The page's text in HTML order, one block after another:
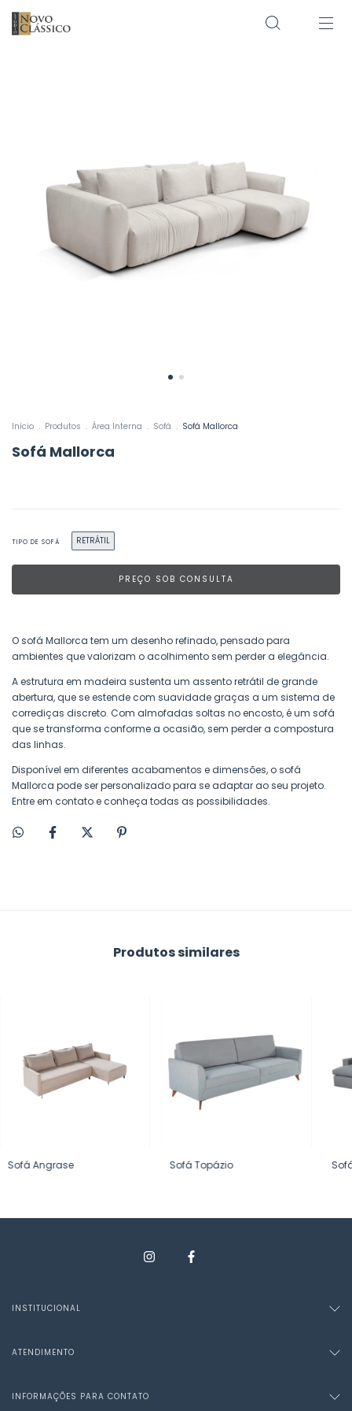
Início . Produtos . Área Interna . Sofá . Sofá Mallorca
Sofá Mallorca
TIPO DE SOFÁ RETRÁTIL
O sofá Mallorca tem um desenho refinado, pensado para
ambientes que valorizam o acolhimento sem perder a elegância.
A estrutura em madeira sustenta um assento retrátil de grande
abertura, que se estende com suavidade graças a um sistema de
corrediças discreto. Com almofadas soltas no encosto, é um sofá
que se transforma conforme a ocasião, sem perder a compostura
das linhas.
Disponível em diferentes acabamentos e dimensões, o sofá
Mallorca pode ser personalizado para se adaptar ao seu projeto.
Entre em contato e conheça todas as possibilidades.
Produtos similares
Sofá Angrase Sofá Topázio
INSTITUCIONAL
ATENDIMENTO
INFORMAÇÕES PARA CONTATO